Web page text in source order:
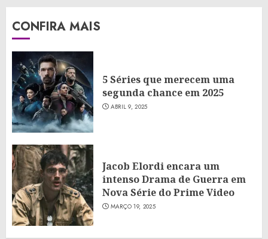
CONFIRA MAIS
5 Séries que merecem uma
segunda chance em 2025
ABRIL 9, 2025
Jacob Elordi encara um
intenso Drama de Guerra em
Nova Série do Prime Video
MARÇO 19, 2025